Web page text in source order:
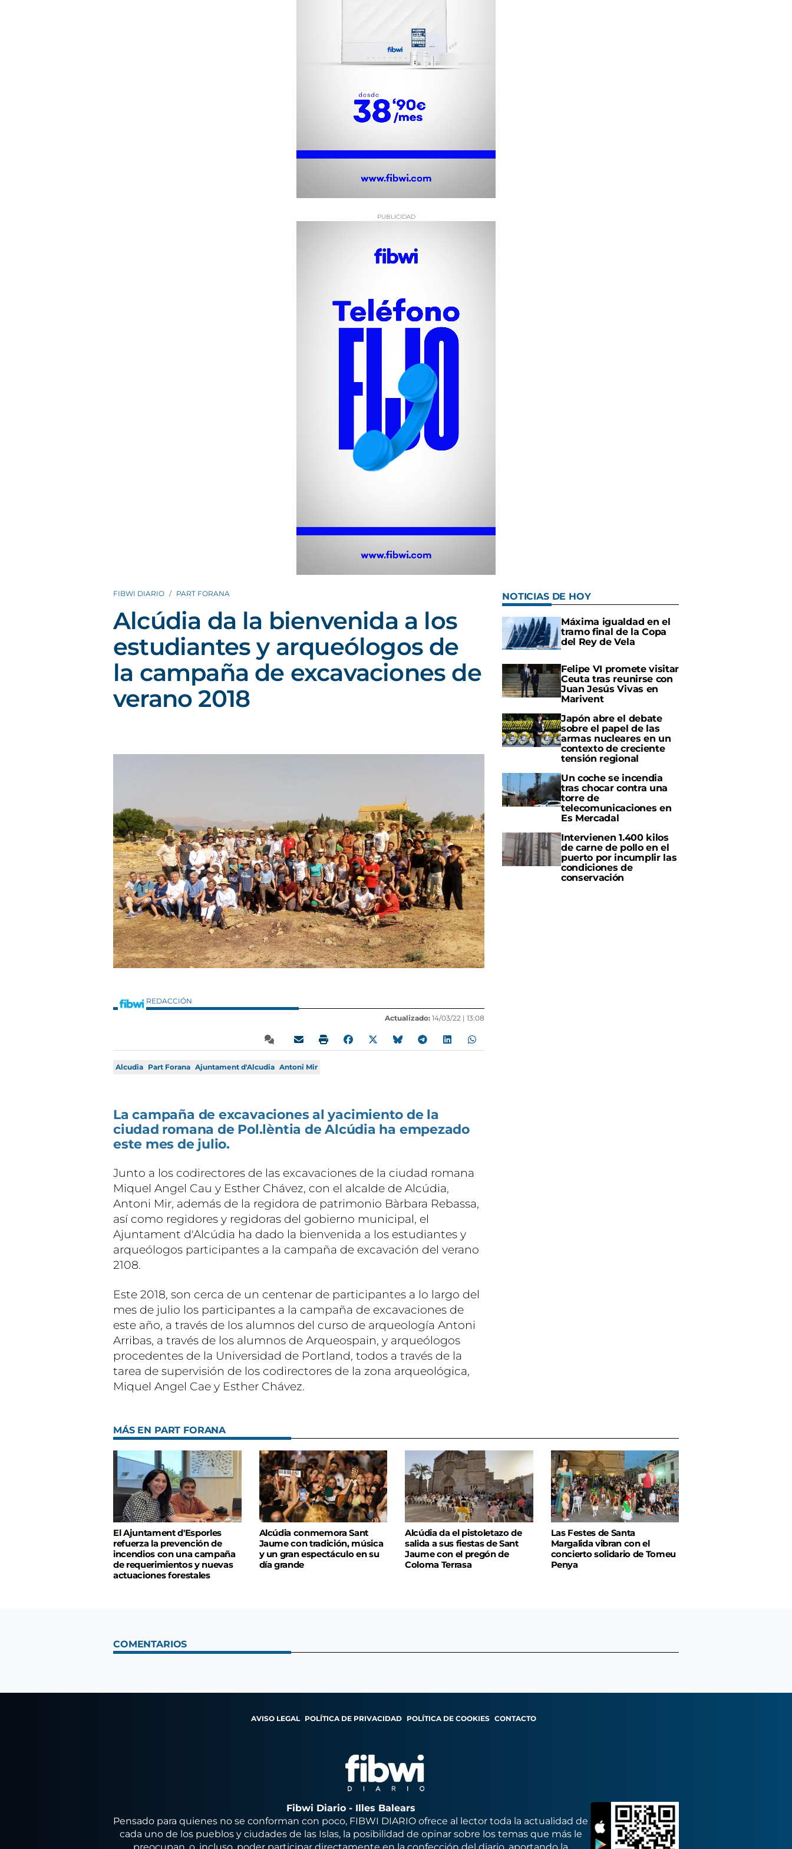
FIBWI DIARIO PART FORANA
Alcúdia da la bienvenida a los
estudiantes y arqueólogos de
la campaña de excavaciones de
verano 2018
REDACCIÓN
Actualizado: 14/03/22 | 13:08
Alcudia Part Forana Ajuntament d'Alcudia Antoni Mir
La campaña de excavaciones al yacimiento de la
ciudad romana de Pol.lèntia de Alcúdia ha empezado
este mes de julio.
Junto a los codirectores de las excavaciones de la ciudad romana
Miquel Angel Cau y Esther Chávez, con el alcalde de Alcúdia,
Antoni Mir, además de la regidora de patrimonio Bàrbara Rebassa,
así como regidores y regidoras del gobierno municipal, el
Ajuntament d'Alcúdia ha dado la bienvenida a los estudiantes y
arqueólogos participantes a la campaña de excavación del verano
2108.
Este 2018, son cerca de un centenar de participantes a lo largo del
mes de julio los participantes a la campaña de excavaciones de
este año, a través de los alumnos del curso de arqueología Antoni
Arribas, a través de los alumnos de Arqueospain, y arqueólogos
procedentes de la Universidad de Portland, todos a través de la
tarea de supervisión de los codirectores de la zona arqueológica,
Miquel Angel Cae y Esther Chávez.
NOTICIAS DE HOY
Máxima igualdad en el
tramo final de la Copa
del Rey de Vela
Felipe VI promete visitar
Ceuta tras reunirse con
Juan Jesús Vivas en
Marivent
Japón abre el debate
sobre el papel de las
armas nucleares en un
contexto de creciente
tensión regional
Un coche se incendia
tras chocar contra una
torre de
telecomunicaciones en
Es Mercadal
Intervienen 1.400 kilos
de carne de pollo en el
puerto por incumplir las
condiciones de
conservación
MÁS EN PART FORANA
El Ajuntament d'Esporles
refuerza la prevención de
incendios con una campaña
de requerimientos y nuevas
actuaciones forestales
Alcúdia conmemora Sant
Jaume con tradición, música
y un gran espectáculo en su
día grande
Alcúdia da el pistoletazo de
salida a sus fiestas de Sant
Jaume con el pregón de
Coloma Terrasa
Las Festes de Santa
Margalida vibran con el
concierto solidario de Tomeu
Penya
COMENTARIOS
AVISO LEGAL POLÍTICA DE PRIVACIDAD POLÍTICA DE COOKIES CONTACTO
Fibwi Diario - Illes Balears
Pensado para quienes no se conforman con poco, FIBWI DIARIO ofrece al lector toda la actualidad de
cada uno de los pueblos y ciudades de las Islas, la posibilidad de opinar sobre los temas que más le